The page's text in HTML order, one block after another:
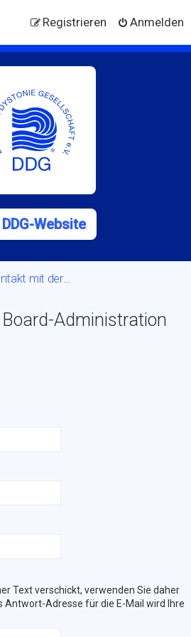
Anmelden
Registrieren
Website
Kontakt mit der Board-Administration aufnehmen
Administration
Text verschickt, verwenden Sie daher
Antwort-Adresse für die E-Mail wird Ihre